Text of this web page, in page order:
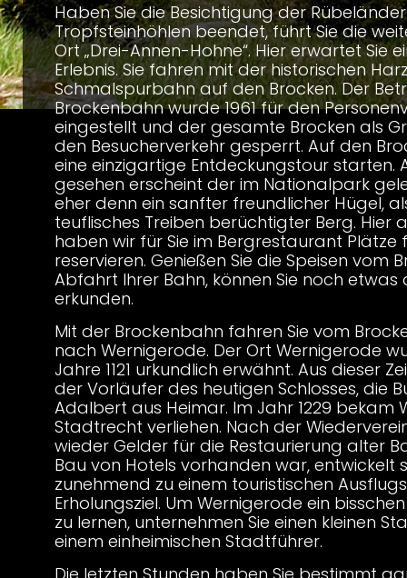
Haben Sie die Besichtigung der Rübeländer
Tropfsteinhöhlen beendet, führt Sie die
Ort „Drei-Annen-Hohne“. Hier erwartet Sie
Erlebnis. Sie fahren mit der historischen
Schmalspurbahn auf den Brocken. Der
Brockenbahn wurde 1961 für den
eingestellt und der gesamte Brocken als
den Besucherverkehr gesperrt. Auf den
eine einzigartige Entdeckungstour starten.
gesehen erscheint der im Nationalpark
eher denn ein sanfter freundlicher Hügel,
teuflisches Treiben berüchtigter Berg. Hier
haben wir für Sie im Bergrestaurant Plätze
reservieren. Genießen Sie die Speisen vom
Abfahrt Ihrer Bahn, können Sie noch
erkunden.
Mit der Brockenbahn fahren Sie vom
nach Wernigerode. Der Ort Wernigerode
Jahre 1121 urkundlich erwähnt. Aus dieser
der Vorläufer des heutigen Schlosses, die
Adalbert aus Heimar. Im Jahr 1229 bekam
Stadtrecht verliehen. Nach der
wieder Gelder für die Restaurierung alter
Bau von Hotels vorhanden war, entwickelt
zunehmend zu einem touristischen
Erholungsziel. Um Wernigerode ein
zu lernen, unternehmen Sie einen kleinen
einem einheimischen Stadtführer.